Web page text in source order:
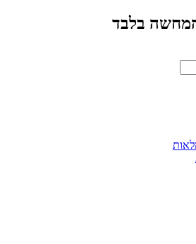
בלבד